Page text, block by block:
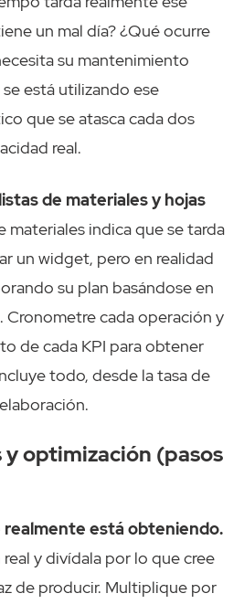
un mal día? ¿Qué ocurre
su mantenimiento
está utilizando ese
que se atasca cada dos
real.
de materiales y hojas
materiales indica que se tarda
un widget, pero en realidad
su plan basándose en
Cronometre cada operación y
de cada KPI para obtener
todo, desde la tasa de
y optimización (pasos
realmente está obteniendo.
y divídala por lo que cree
de producir. Multiplique por